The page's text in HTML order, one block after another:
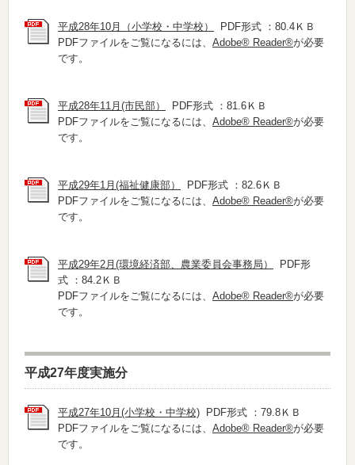
平成28年10月（小学校・中学校）
PDF形式 ：80.4ＫＢ
PDFファイルをご覧になるには、 Adobe® Reader®が必要
です。
平成28年11月(市民部）
PDF形式 ：81.6ＫＢ
PDFファイルをご覧になるには、 Adobe® Reader®が必要
です。
平成29年1月(福祉健康部）
PDF形式 ：82.6ＫＢ
PDFファイルをご覧になるには、 Adobe® Reader®が必要
です。
平成29年2月(環境経済部、農業委員会事務局）
PDF形
式 ：84.2ＫＢ
PDFファイルをご覧になるには、 Adobe® Reader®が必要
です。
平成27年度実施分
平成27年10月(小学校・中学校) PDF形式 ：79.8ＫＢ
PDFファイルをご覧になるには、 Adobe® Reader®が必要
です。